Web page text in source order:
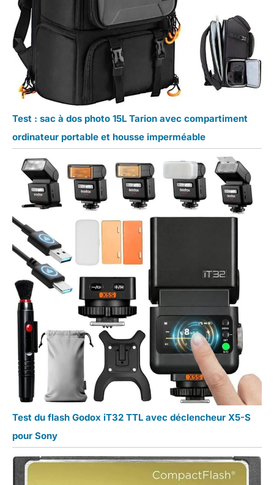
Test : sac à dos photo 15L Tarion avec compartiment
ordinateur portable et housse imperméable
Test du flash Godox iT32 TTL avec déclencheur X5-S
pour Sony